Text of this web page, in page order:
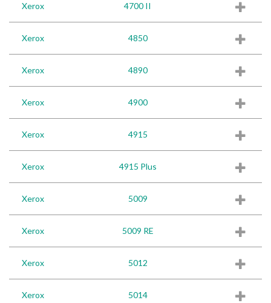
Xerox 4700 II
Xerox 4850
Xerox 4890
Xerox 4900
Xerox 4915
Xerox 4915 Plus
Xerox 5009
Xerox 5009 RE
Xerox 5012
Xerox 5014